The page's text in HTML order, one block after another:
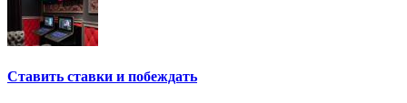
Ставить ставки и побеждать